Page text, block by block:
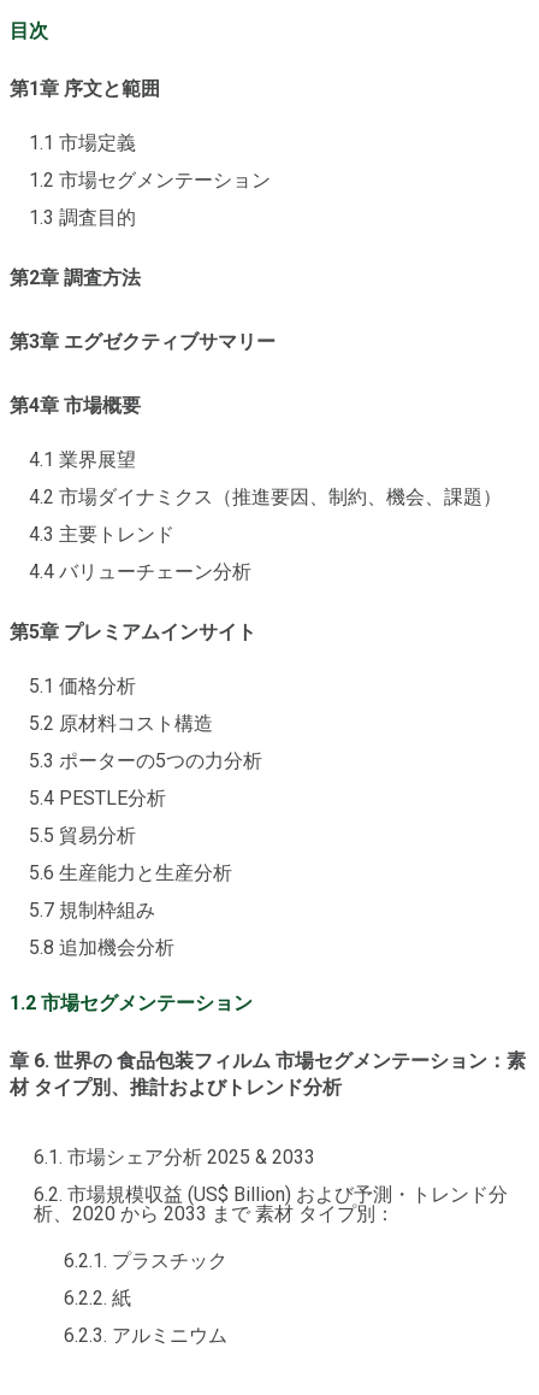
目次
第1章 序文と範囲
1.1 市場定義
1.2 市場セグメンテーション
1.3 調査目的
第2章 調査方法
第3章 エグゼクティブサマリー
第4章 市場概要
4.1 業界展望
4.2 市場ダイナミクス（推進要因、制約、機会、課題）
4.3 主要トレンド
4.4 バリューチェーン分析
第5章 プレミアムインサイト
5.1 価格分析
5.2 原材料コスト構造
5.3 ポーターの5つの力分析
5.4 PESTLE分析
5.5 貿易分析
5.6 生産能力と生産分析
5.7 規制枠組み
5.8 追加機会分析
1.2 市場セグメンテーション
章 6. 世界の 食品包装フィルム 市場セグメンテーション：素
材 タイプ別、推計およびトレンド分析
6.1. 市場シェア分析 2025 & 2033
6.2. 市場規模収益 (US$ Billion) および予測・トレンド分
析、2020 から 2033 まで 素材 タイプ別：
6.2.1. プラスチック
6.2.2. 紙
6.2.3. アルミニウム